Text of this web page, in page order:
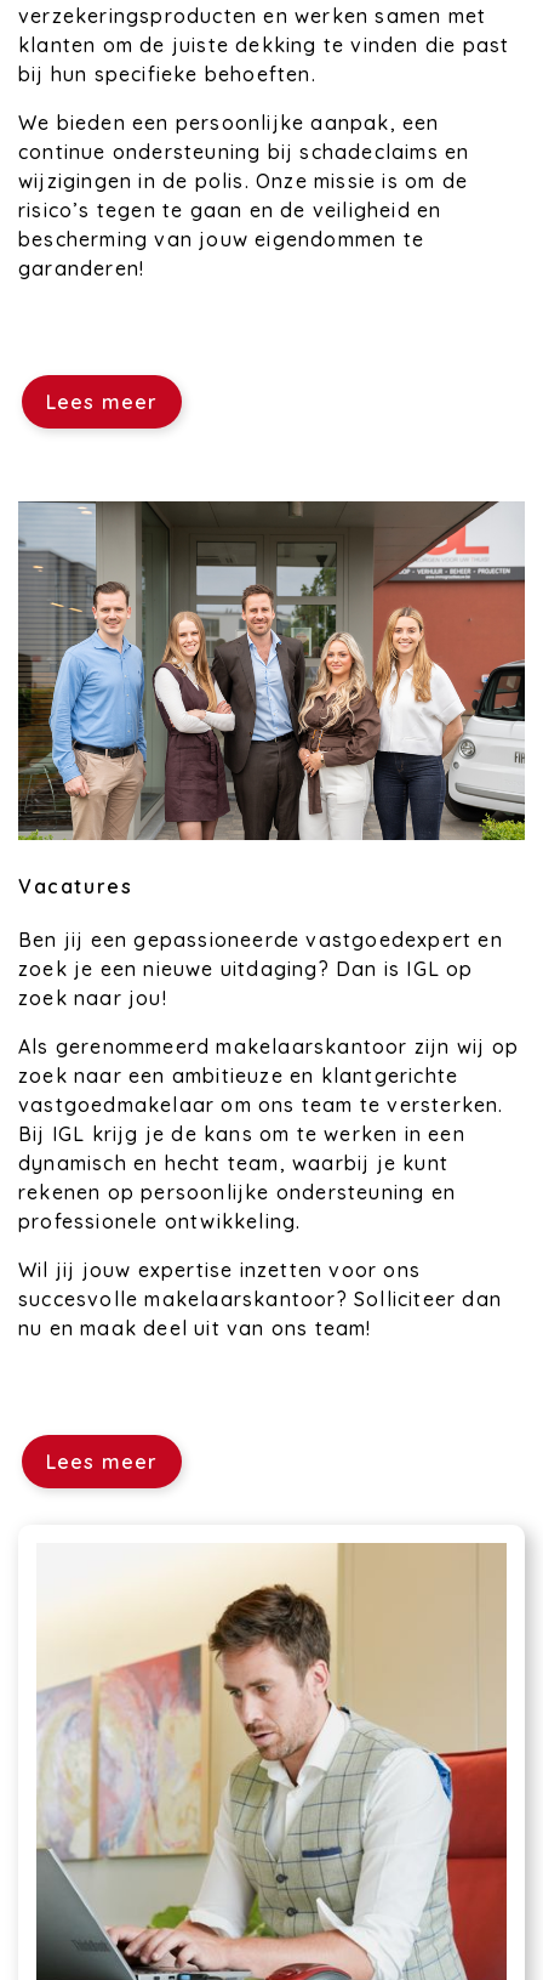
verzekeringsproducten en werken samen met
klanten om de juiste dekking te vinden die past
bij hun specifieke behoeften.
We bieden een persoonlijke aanpak, een
continue ondersteuning bij schadeclaims en
wijzigingen in de polis. Onze missie is om de
risico’s tegen te gaan en de veiligheid en
bescherming van jouw eigendommen te
garanderen!
Lees meer
Vacatures
Ben jij een gepassioneerde vastgoedexpert en
zoek je een nieuwe uitdaging? Dan is IGL op
zoek naar jou!
Als gerenommeerd makelaarskantoor zijn wij op
zoek naar een ambitieuze en klantgerichte
vastgoedmakelaar om ons team te versterken.
Bij IGL krijg je de kans om te werken in een
dynamisch en hecht team, waarbij je kunt
rekenen op persoonlijke ondersteuning en
professionele ontwikkeling.
Wil jij jouw expertise inzetten voor ons
succesvolle makelaarskantoor? Solliciteer dan
nu en maak deel uit van ons team!
Lees meer